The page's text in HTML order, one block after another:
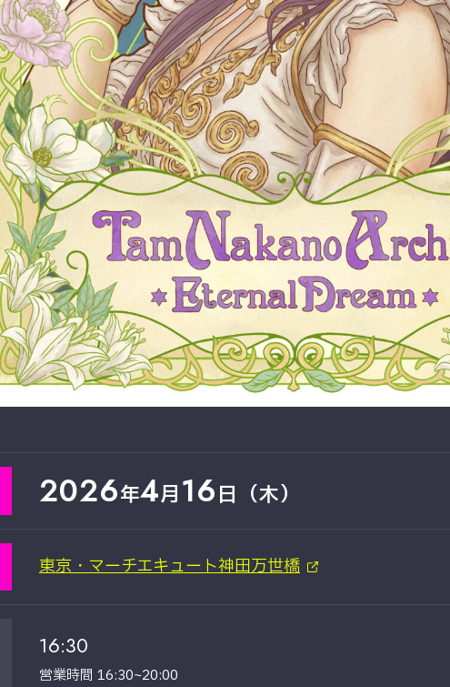
2026年4月16日（木）
東京・マーチエキュート神田万世橋
16:30
営業時間 16:30~20:00